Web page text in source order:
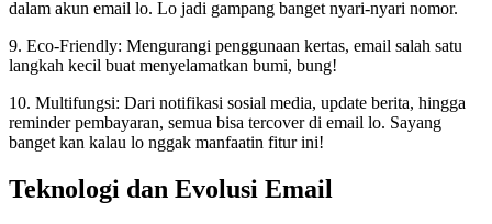
dalam akun email lo. Lo jadi gampang banget nyari-nyari nomor.
9. Eco-Friendly: Mengurangi penggunaan kertas, email salah satu
langkah kecil buat menyelamatkan bumi, bung!
10. Multifungsi: Dari notifikasi sosial media, update berita, hingga
reminder pembayaran, semua bisa tercover di email lo. Sayang
banget kan kalau lo nggak manfaatin fitur ini!
Teknologi dan Evolusi Email